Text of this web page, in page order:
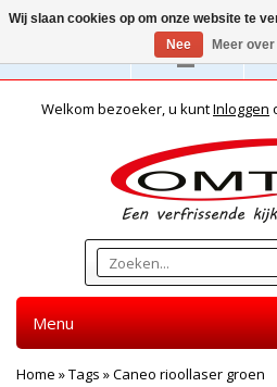
Nederlands
Welkom bezoeker, u kuntInloggen
Menu
Home »Tags »Caneo rioollaser groen
Wij slaan cookies op om onze website te
Nee
Meer